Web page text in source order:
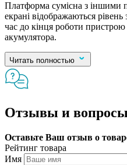
Платформа сумісна з іншими
екрані відображаються рівень
час до кінця роботи
акумулятора.
Читать полностью
Отзывы и вопросы
Оставьте Ваш отзыв о
Рейтинг товара
Имя